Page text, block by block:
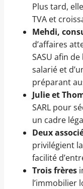
Plus tard,
TVA et
Mehdi,
d’affaires
SASU afin
salarié et
préparant
Julie et
SARL pour
un cadre
Deux
privilégient
facilité
Trois frères
l’immobilier